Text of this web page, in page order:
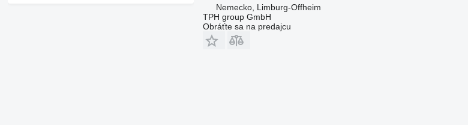
Nemecko, Limburg-Offheim
TPH group GmbH
Obráťte sa na predajcu